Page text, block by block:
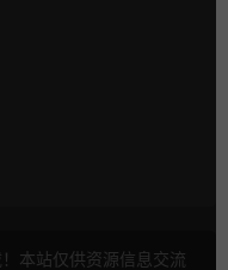
本站仅供资源信息交流